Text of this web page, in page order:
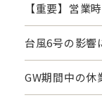
【重要】営業
台風6号の影響
GW期間中の休